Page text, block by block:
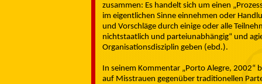
zusammen: Es handelt sich um einen
im eigentlichen Sinne einnehmen oder
und Vorschläge durch einige oder alle
nichtstaatlich und parteiunabhängig“ und
Organisationsdisziplin geben (ebd.).
In seinem Kommentar „Porto Alegre, 2002“
auf Misstrauen gegenüber traditionellen